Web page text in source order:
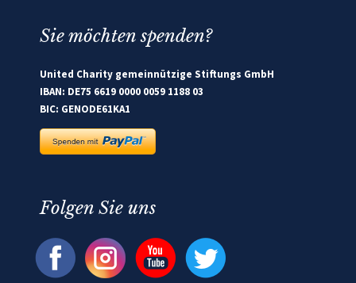
Sie möchten spenden?
United Charity gemeinnützige Stiftungs GmbH
IBAN: DE75 6619 0000 0059 1188 03
BIC: GENODE61KA1
Folgen Sie uns